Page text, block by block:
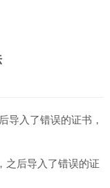
导入了错误的证书，
后导入了错误的证